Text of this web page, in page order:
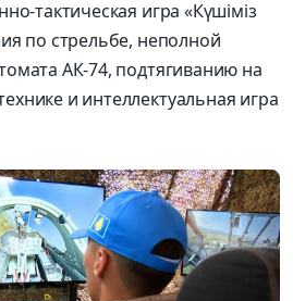
тактическая игра «Күшіміз
по стрельбе, неполной
АК-74, подтягиванию на
и интеллектуальная игра